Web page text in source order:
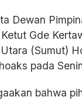
Dewan
Gde
(Sumut)
pada
bahwa